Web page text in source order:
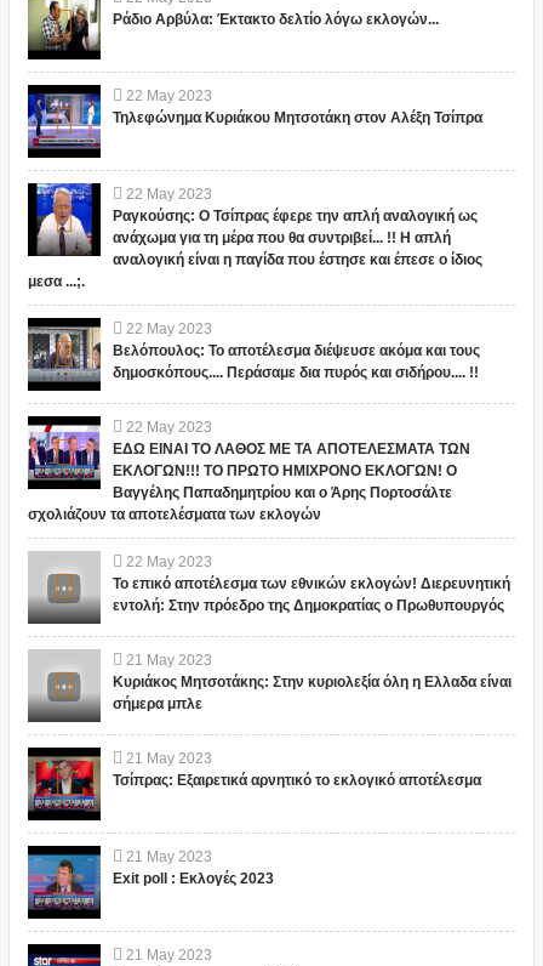
Ράδιο Αρβύλα: Έκτακτο δελτίο λόγω εκλογών...
22 May 2023
Τηλεφώνημα Κυριάκου Μητσοτάκη στον Αλέξη Τσίπρα
22 May 2023
Ραγκούσης: Ο Τσίπρας έφερε την απλή αναλογική ως
ανάχωμα για τη μέρα που θα συντριβεί... !! Η απλή
αναλογική είναι η παγίδα που έστησε και έπεσε ο ίδιος
μεσα ...;.
22 May 2023
Βελόπουλος: Το αποτέλεσμα διέψευσε ακόμα και τους
δημοσκόπους.... Περάσαμε δια πυρός και σιδήρου.... !!
22 May 2023
ΕΔΩ ΕΙΝΑΙ ΤΟ ΛΑΘΟΣ ΜΕ ΤΑ ΑΠΟΤΕΛΕΣΜΑΤΑ ΤΩΝ
ΕΚΛΟΓΩΝ!!! ΤΟ ΠΡΩΤΟ ΗΜΙΧΡΟΝΟ ΕΚΛΟΓΩΝ! Ο
Βαγγέλης Παπαδημητρίου και ο Άρης Πορτοσάλτε
σχολιάζουν τα αποτελέσματα των εκλογών
22 May 2023
Το επικό αποτέλεσμα των εθνικών εκλογών! Διερευνητική
εντολή: Στην πρόεδρο της Δημοκρατίας ο Πρωθυπουργός
21 May 2023
Κυριάκος Μητσοτάκης: Στην κυριολεξία όλη η Ελλαδα είναι
σήμερα μπλε
21 May 2023
Τσίπρας: Εξαιρετικά αρνητικό το εκλογικό αποτέλεσμα
21 May 2023
Exit poll : Εκλογές 2023
21 May 2023